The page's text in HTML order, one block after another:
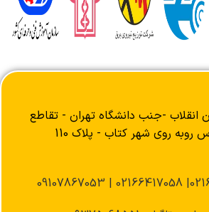
انقلاب -جنب دانشگاه تهران - تقاطع
روبه روی شهر کتاب - پلاک 110